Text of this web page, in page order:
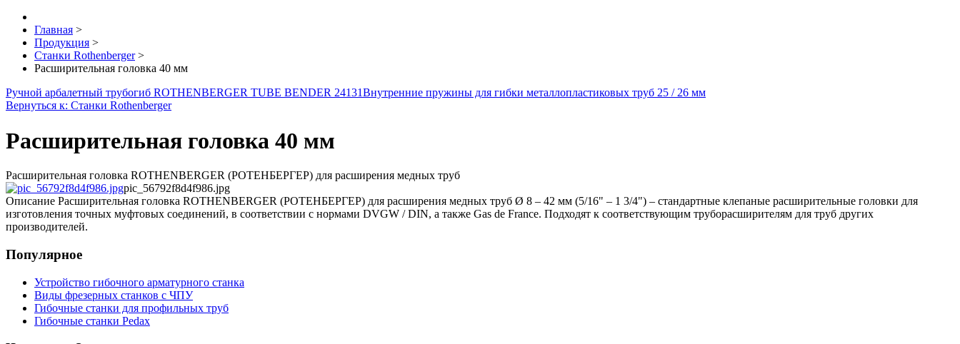
Главная >
Продукция >
Станки Rothenberger >
Расширительная головка 40 мм
Ручной арбалетный трубогиб ROTHENBERGER TUBE BENDER 24131Внутренние пружины для гибки металлопластиковых труб 25 / 26 мм
Вернуться к: Станки Rothenberger
Расширительная головка 40 мм
Расширительная головка ROTHENBERGER (РОТЕНБЕРГЕР) для расширения медных труб
pic_56792f8d4f986.jpg
Описание Расширительная головка ROTHENBERGER (РОТЕНБЕРГЕР) для расширения медных труб Ø 8 – 42 мм (5/16" – 1 3/4") – стандартные клепаные расширительные головки для
изготовления точных муфтовых соединений, в соответствии с нормами DVGW / DIN, а также Gas de France. Подходят к соответствующим труборасширителям для труб других
производителей.
Популярное
Устройство гибочного арматурного станка
Виды фрезерных станков с ЧПУ
Гибочные станки для профильных труб
Гибочные станки Pedax